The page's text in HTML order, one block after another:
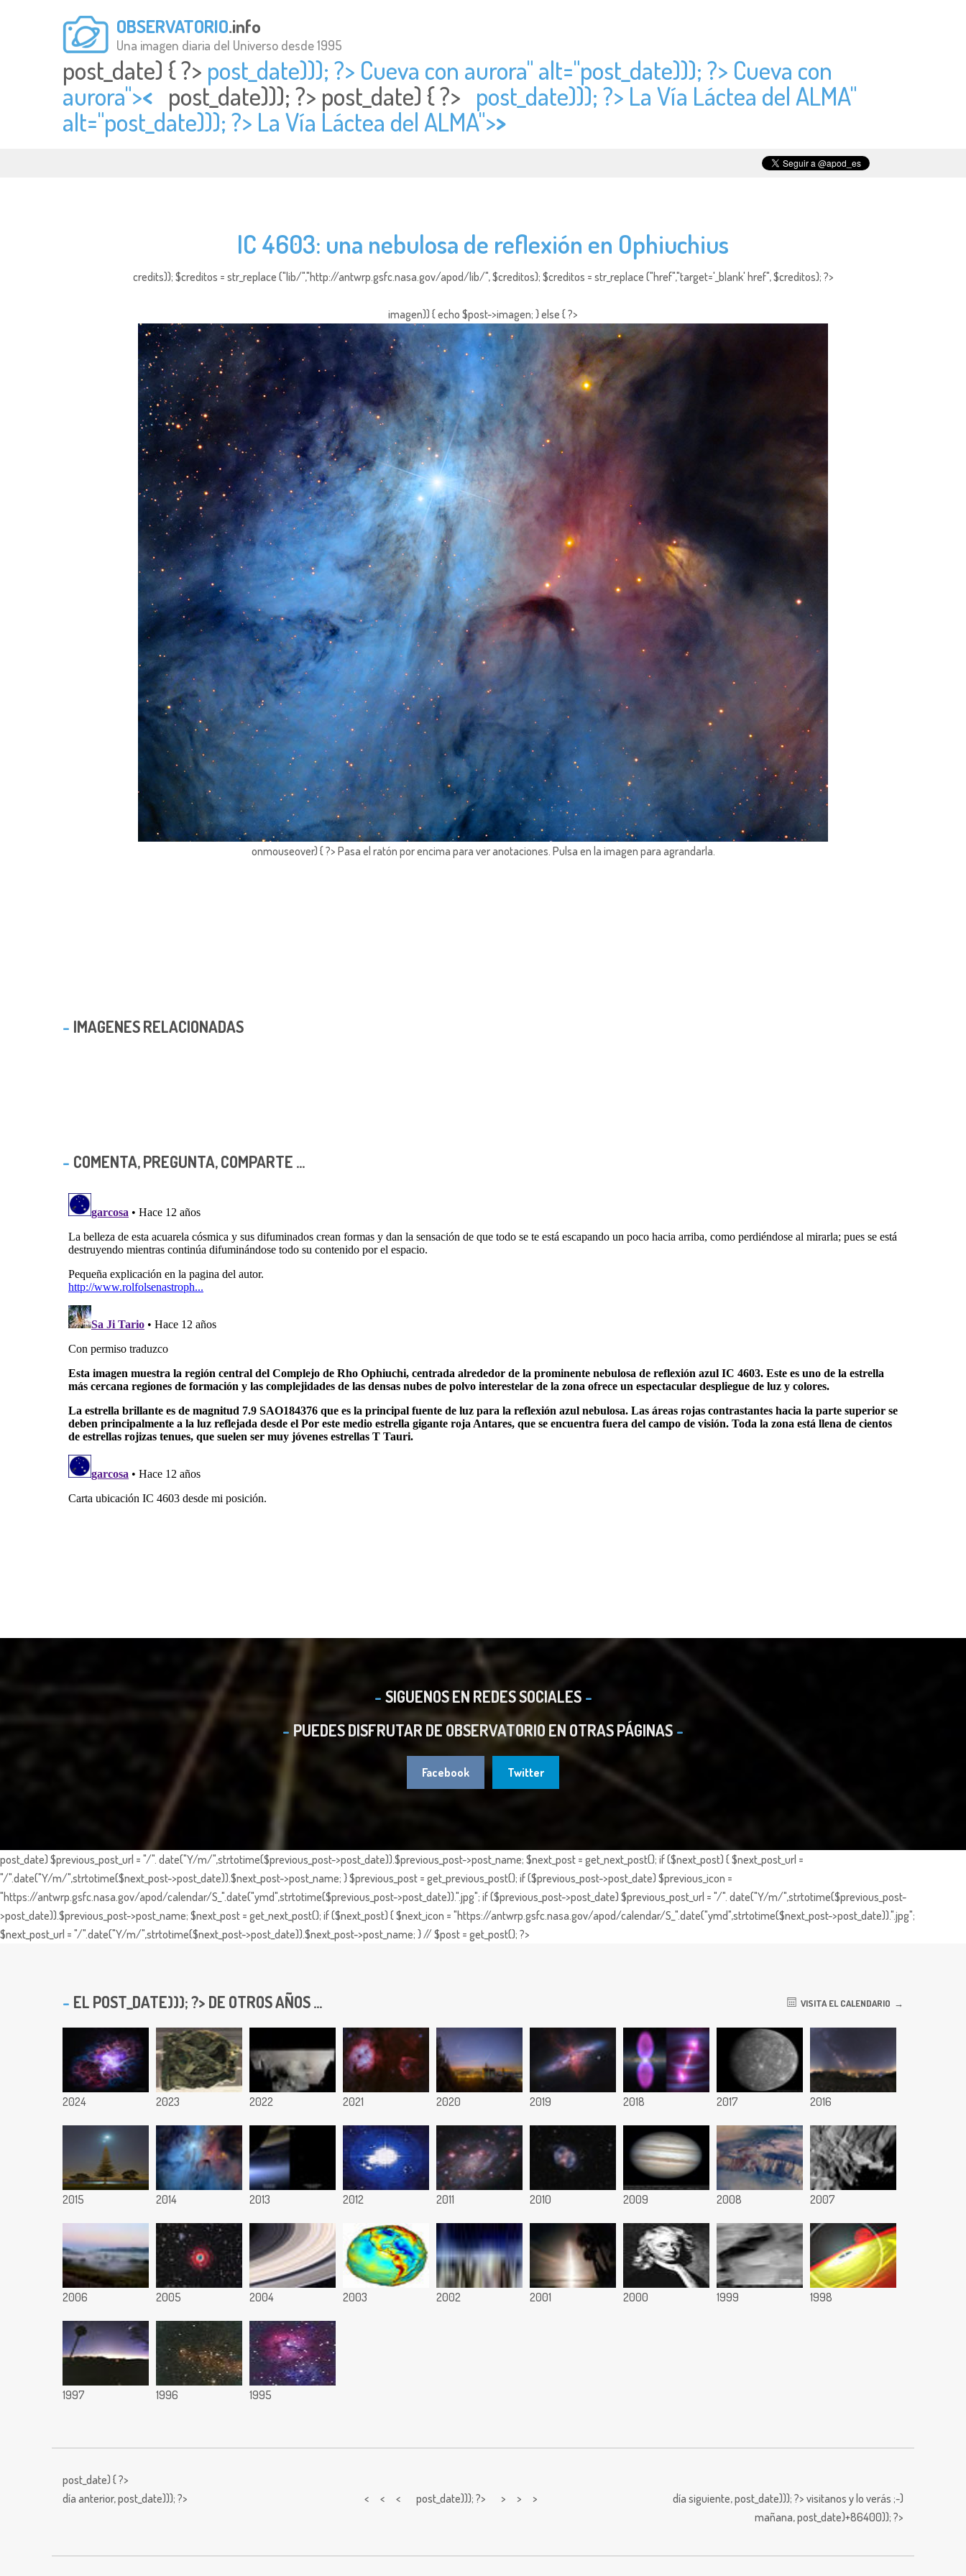
OBSERVATORIO.info
Una imagen diaria del Universo desde 1995
post_date) { ?> post_date))); ?> Cueva con aurora" alt="post_date))); ?> Cueva con
aurora">< post_date))); ?> post_date) { ?> post_date))); ?> La Vía Láctea del ALMA"
alt="post_date))); ?> La Vía Láctea del ALMA">>
IC 4603: una nebulosa de reflexión en Ophiuchius
credits)); $creditos = str_replace ("lib/","http://antwrp.gsfc.nasa.gov/apod/lib/", $creditos); $creditos = str_replace ("href","target='_blank' href", $creditos); ?>
imagen)) { echo $post->imagen; } else { ?>
onmouseover) { ?> Pasa el ratón por encima para ver anotaciones. Pulsa en la imagen para agrandarla.
IMAGENES RELACIONADAS
COMENTA, PREGUNTA, COMPARTE ...
SIGUENOS EN REDES SOCIALES
PUEDES DISFRUTAR DE OBSERVATORIO EN OTRAS PÁGINAS
Facebook Twitter
post_date) $previous_post_url = "/". date("Y/m/",strtotime($previous_post->post_date)).$previous_post->post_name; $next_post = get_next_post(); if ($next_post) { $next_post_url =
"/".date("Y/m/",strtotime($next_post->post_date)).$next_post->post_name; } $previous_post = get_previous_post(); if ($previous_post->post_date) $previous_icon =
"https://antwrp.gsfc.nasa.gov/apod/calendar/S_".date("ymd",strtotime($previous_post->post_date)).".jpg"; if ($previous_post->post_date) $previous_post_url = "/". date("Y/m/",strtotime($previous_post-
>post_date)).$previous_post->post_name; $next_post = get_next_post(); if ($next_post) { $next_icon = "https://antwrp.gsfc.nasa.gov/apod/calendar/S_".date("ymd",strtotime($next_post->post_date)).".jpg";
$next_post_url = "/".date("Y/m/",strtotime($next_post->post_date)).$next_post->post_name; } // $post = get_post(); ?>
EL POST_DATE))); ?> DE OTROS AÑOS ... VISITA EL CALENDARIO
2024 2023 2022 2021 2020 2019 2018 2017 2016
2015 2014 2013 2012 2011 2010 2009 2008 2007
2006 2005 2004 2003 2002 2001 2000 1999 1998
1997 1996 1995
post_date) { ?>
día anterior,post_date))); ?> < < < post_date))); ?> > > > día siguiente,post_date))); ?> visitanos y lo verás ;-)
mañana,post_date)+86400)); ?>